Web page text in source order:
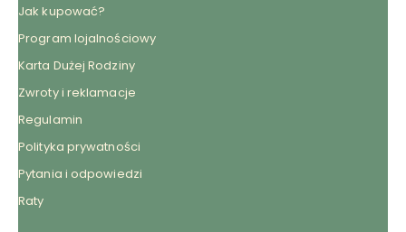
Jak kupować?
Program lojalnościowy
Karta Dużej Rodziny
Zwroty i reklamacje
Regulamin
Polityka prywatności
Pytania i odpowiedzi
Raty